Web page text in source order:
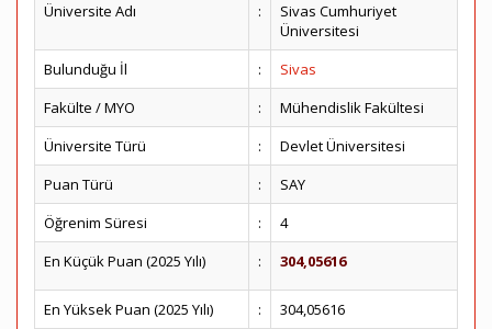
Üniversite Adı
:
Sivas Cumhuriyet
Üniversitesi
Bulunduğu İl
:
Sivas
Fakülte / MYO
:
Mühendislik Fakültesi
Üniversite Türü
:
Devlet Üniversitesi
Puan Türü
:
SAY
Öğrenim Süresi
:
4
En Küçük Puan (2025 Yılı)
: 304,05616
En Yüksek Puan (2025 Yılı) :
304,05616